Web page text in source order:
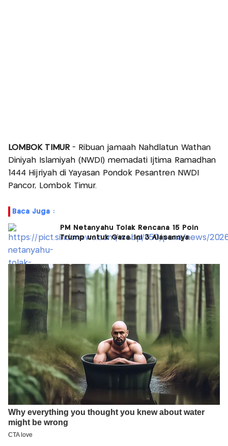
LOMBOK TIMUR- Ribuan jamaah Nahdlatun Wathan
Diniyah Islamiyah (NWDI) memadati Ijtima Ramadhan
1444 Hijriyah di Yayasan Pondok Pesantren NWDI
Pancor, Lombok Timur.
Baca Juga :
PM Netanyahu Tolak Rencana 15 Poin
Trump untuk Gaza, Ini 3 Alasannya